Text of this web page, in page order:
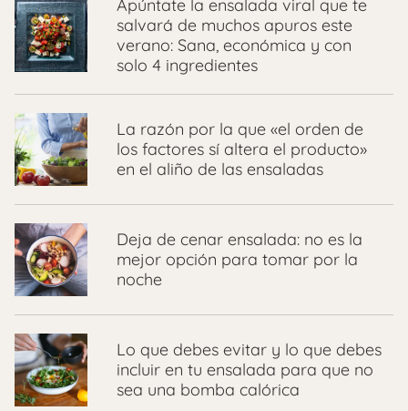
Apúntate la ensalada viral que te
salvará de muchos apuros este
verano: Sana, económica y con
solo 4 ingredientes
La razón por la que «el orden de
los factores sí altera el producto»
en el aliño de las ensaladas
Deja de cenar ensalada: no es la
mejor opción para tomar por la
noche
Lo que debes evitar y lo que debes
incluir en tu ensalada para que no
sea una bomba calórica